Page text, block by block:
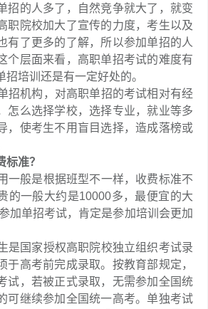
招的人多了，自然竞争就大了，就变
职院校加大了宣传的力度，考生以及
有了更多的了解，所以参加单招的人
个层面来看，高职单招考试的难度有
招培训还是有一定好处的。
机构，对高职单招的考试相对有经
怎么选择学校，选择专业，就业等多
，使考生不用盲目选择，造成落榜或
准？
般是根据班型不一样，收费标准不
的一般大约是10000多，最便宜的大
加单招考试，肯定是参加培训会更加
国家授权高职院校独立组织考试录
于高考前完成录取。按教育部规定，
试，若被正式录取，无需参加全国统
可继续参加全国统一高考。单独考试